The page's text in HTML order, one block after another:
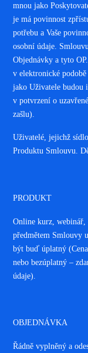
mnou jako
je má povinnost
potřebu a Vaše
osobní údaje.
Objednávky a tyto
v elektronické
jako Uživatele budou
v potvrzení o
zašlu).
Uživatelé, jejichž
Produktu Smlouvu.
PRODUKT
Online kurz,
předmětem Smlouvy
být buď úplatný
nebo bezúplatný –
údaje).
OBJEDNÁVKA
Řádně vyplněný a